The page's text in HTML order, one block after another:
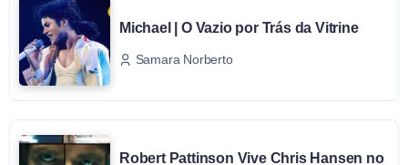
Michael | O Vazio por Trás da Vitrine
Samara Norberto
Robert Pattinson Vive Chris Hansen no